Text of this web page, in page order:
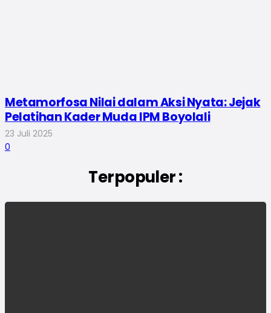
Metamorfosa Nilai dalam Aksi Nyata: Jejak
Pelatihan Kader Muda IPM Boyolali
23 Juli 2025
0
Terpopuler :